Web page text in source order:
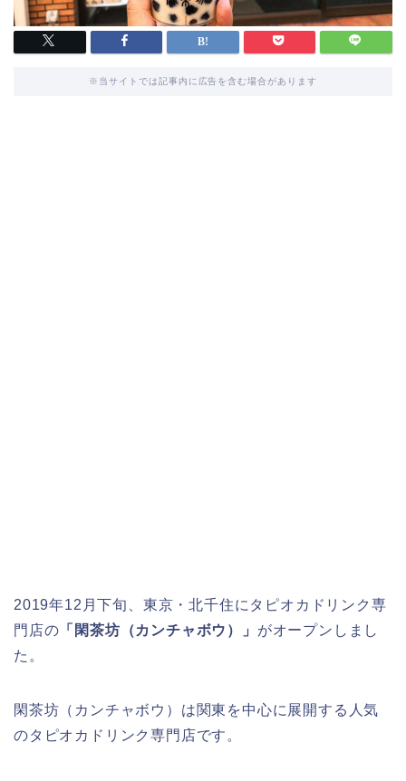
※当サイトでは記事内に広告を含む場合があります
2019年12月下旬、東京・北千住にタピオカドリンク専
門店の 「閑茶坊（カンチャボウ）」 がオープンしまし
た。
閑茶坊（カンチャボウ）は関東を中心に展開する人気
のタピオカドリンク専門店です。